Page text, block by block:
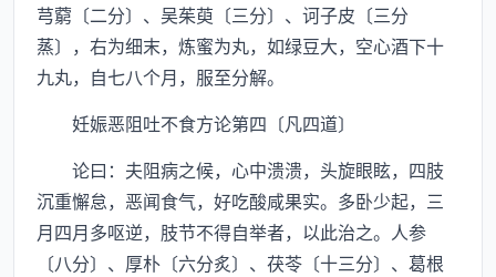
芎藭〔二分〕、吴茱萸〔三分〕、诃子皮〔三分
蒸〕，右为细末，炼蜜为丸，如绿豆大，空心酒下十
九丸，自七八个月，服至分解。
妊娠恶阻吐不食方论第四〔凡四道〕
论曰：夫阻病之候，心中溃溃，头旋眼眩，四肢
沉重懈怠，恶闻食气，好吃酸咸果实。多卧少起，三
月四月多呕逆，肢节不得自举者，以此治之。人参
〔八分〕、厚朴〔六分炙〕、茯苓〔十三分〕、葛根